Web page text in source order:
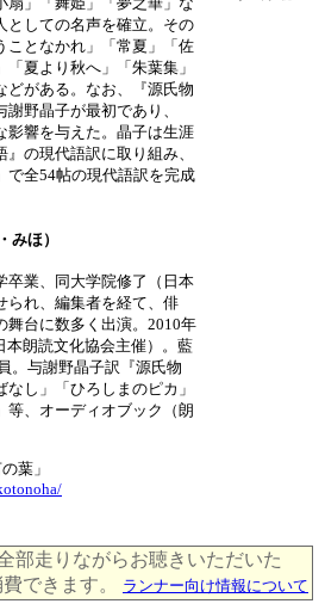
としての名声を確立。その
ことなかれ」「常夏」「佐
夏より秋へ」「朱葉集」
どがある。なお、『源氏物
野晶子が最初であり、
影響を与えた。晶子は生涯
の現代語訳に取り組み、
で全54帖の現代語訳を完成
みほ）
卒業、同大学院修了（日本
られ、編集者を経て、俳
舞台に数多く出演。2010年
本朗読文化協会主催）。藍
。与謝野晶子訳『源氏物
し」「ひろしまのピカ」
等、オーディオブック（朗
葉」
部走りながらお聴きいただいた
できます。
ランナー向け情報について